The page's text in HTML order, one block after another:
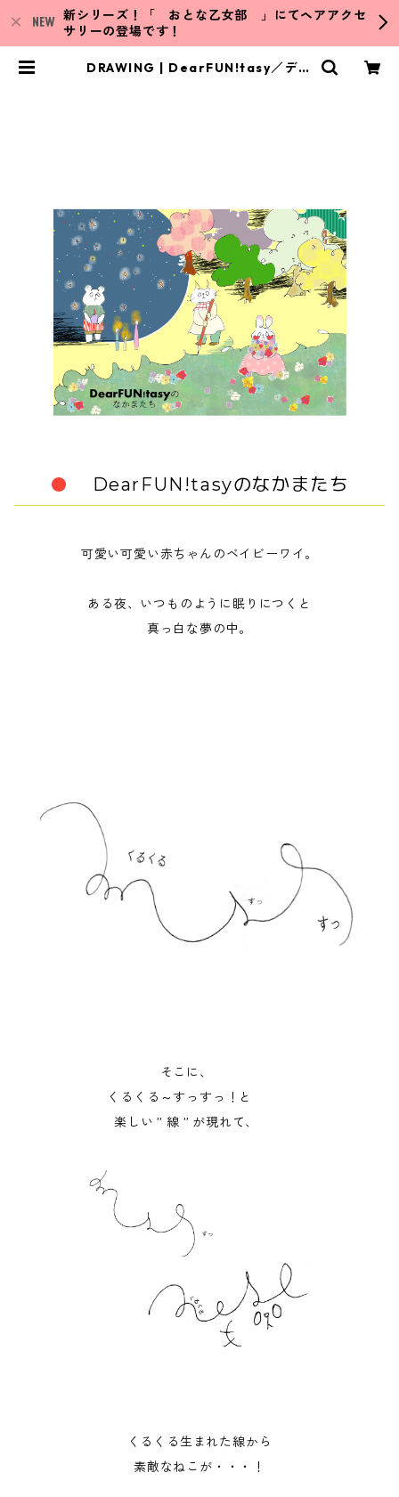
新シリーズ！「 おとな乙女部 」にてヘアアクセ
サリーの登場です！
DRAWING | DearFUN!tasy／ディ
DearFUN!tasyのなかまたち
可愛い可愛い赤ちゃんのベイビーワイ。
ある夜、いつものように眠りにつくと
真っ白な夢の中。
そこに、
くるくる～すっすっ！と
楽しい ” 線 ” が現れて、
くるくる生まれた線から
素敵なねこが・・・！